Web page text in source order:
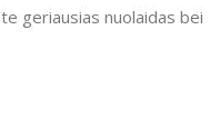
geriausias nuolaidas bei